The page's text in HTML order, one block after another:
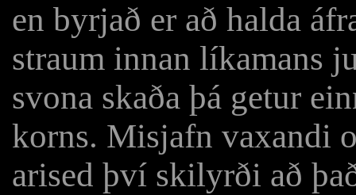
en byrjað er að halda
straum innan líkamans
svona skaða þá getur
korns. Misjafn vaxandi
arised því skilyrði að